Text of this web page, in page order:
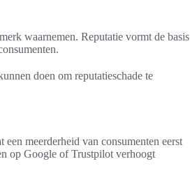
waarnemen. Reputatie vormt de basis
doen om reputatieschade te
meerderheid van consumenten eerst
op Google of Trustpilot verhoogt